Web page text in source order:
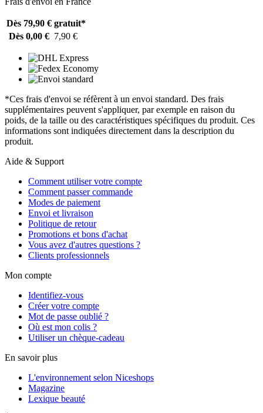
Dès 79,90 € gratuit*
Dès 0,00 € 7,90 €
*Ces frais d'envoi se réfèrent à un envoi standard. Des frais
supplémentaires peuvent s'appliquer, par exemple en raison du
poids, de la taille ou des caractéristiques spécifiques du produit. Ces
informations sont indiquées directement dans la description du
produit.
Aide & Support
Comment utiliser votre compte
Comment passer commande
Modes de paiement
Envoi et livraison
Politique de retour
Promotions et bons d'achat
Vous avez d'autres questions ?
Clients professionnels
Mon compte
Identifiez-vous
Créer votre compte
Mot de passe oublié ?
Où est mon colis ?
Utiliser un chèque-cadeau
En savoir plus
L'environnement selon Niceshops
Magazine
Lexique beauté